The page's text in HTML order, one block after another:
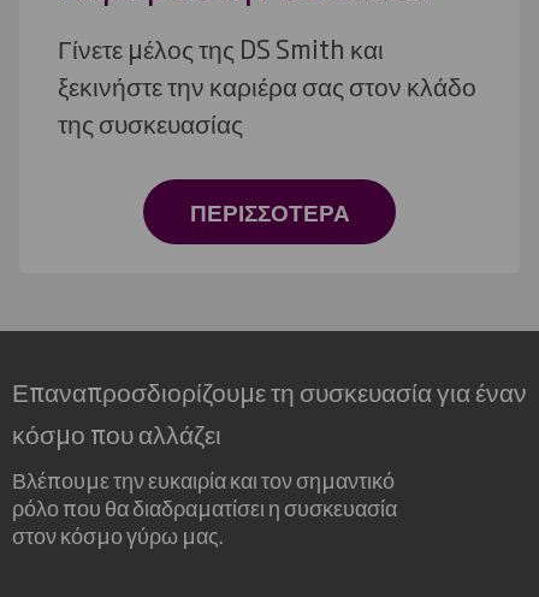
Γίνετε μέλος της DS Smith και
ξεκινήστε την καριέρα σας στον κλάδο
της συσκευασίας
ΠΕΡΙΣΣΟΤΕΡΑ
Επαναπροσδιορίζουμε τη συσκευασία για έναν
κόσμο που αλλάζει
Βλέπουμε την ευκαιρία και τον σημαντικό
ρόλο που θα διαδραματίσει η συσκευασία
στον κόσμο γύρω μας.